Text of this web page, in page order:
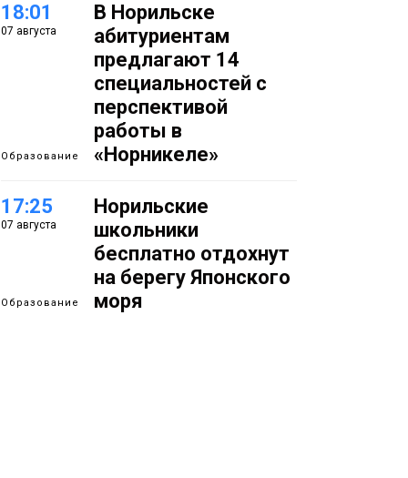
18:01
07 августа
Образование
В Норильске
абитуриентам
предлагают 14
специальностей с
перспективой
работы в
«Норникеле»
17:25
07 августа
Образование
Норильские
школьники
бесплатно отдохнут
на берегу Японского
моря